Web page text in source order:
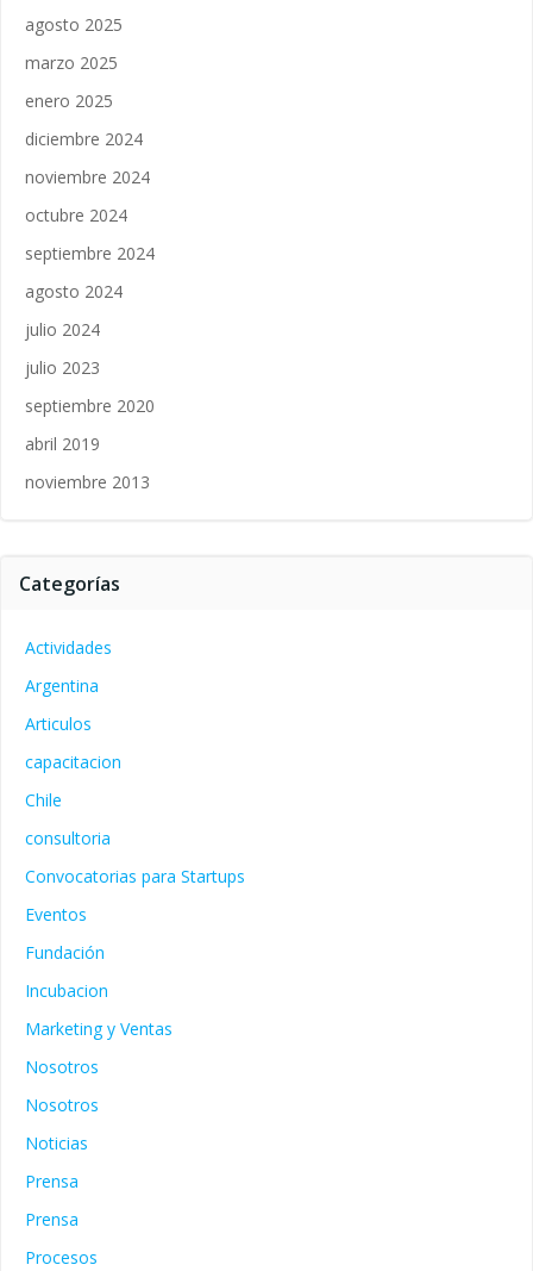
agosto 2025
marzo 2025
enero 2025
diciembre 2024
noviembre 2024
octubre 2024
septiembre 2024
agosto 2024
julio 2024
julio 2023
septiembre 2020
abril 2019
noviembre 2013
Categorías
Actividades
Argentina
Articulos
capacitacion
Chile
consultoria
Convocatorias para Startups
Eventos
Fundación
Incubacion
Marketing y Ventas
Nosotros
Nosotros
Noticias
Prensa
Prensa
Procesos